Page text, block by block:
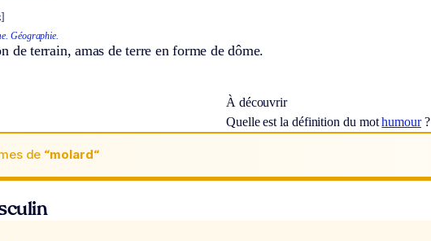
Géographie.
de terrain, amas de terre en forme de dôme.
À découvrir
Quelle est la définition du mothumour?
de “molard“